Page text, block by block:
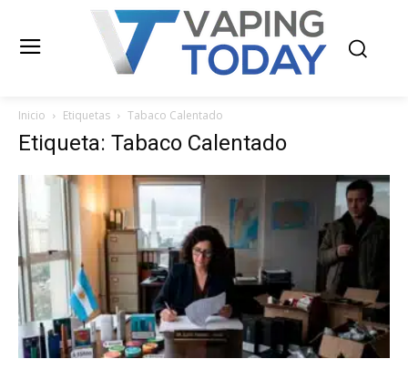
Inicio Etiquetas Tabaco Calentado
Etiqueta: Tabaco Calentado